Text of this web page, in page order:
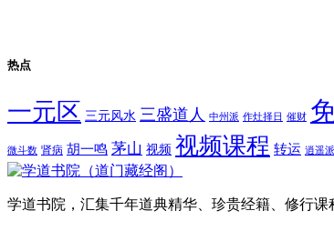
热点
一元区 三元风水 三盛道人 中州派 作灶择日 催财
微斗数 肾病 胡一鸣 茅山 视频 视频课程 转运 逍遥派
学道书院，汇集千年道典精华、珍贵经籍、修行